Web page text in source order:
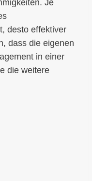
Je
desto effektiver
dass die eigenen
in einer
die weitere